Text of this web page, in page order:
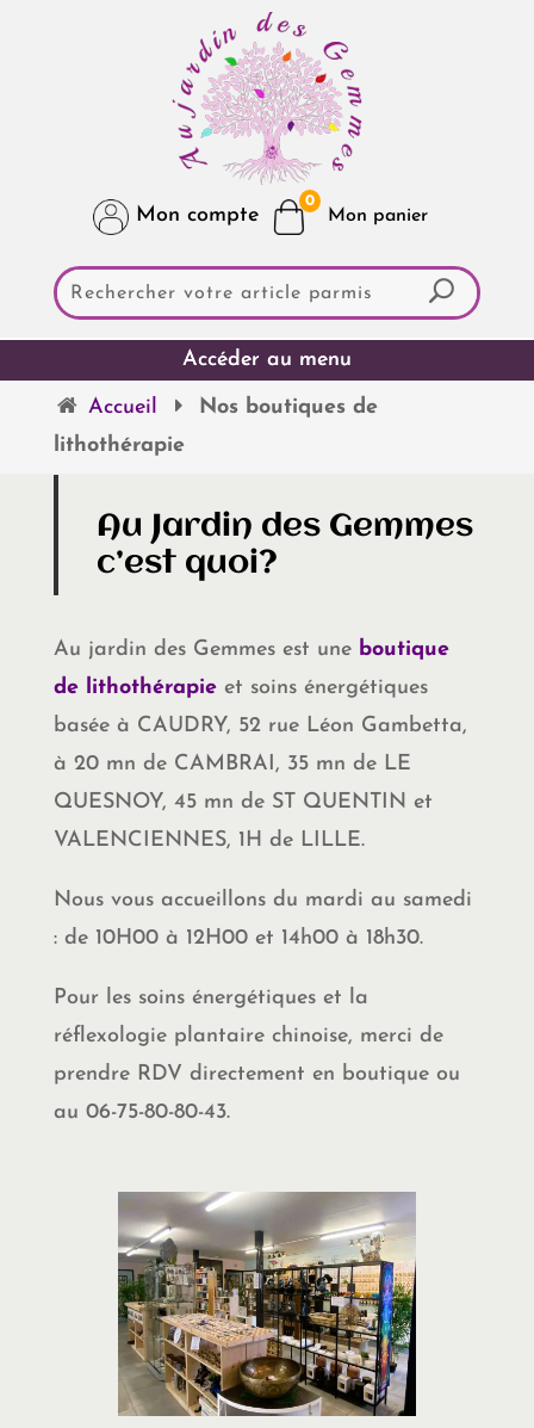
Mon compte
0
Accueil
Nos boutiques de
lithothérapie
Au Jardin des Gemmes
c’est quoi?
Au jardin des Gemmes est une boutique
de lithothérapieet soins énergétiques
basée à CAUDRY, 52 rue Léon Gambetta,
à 20 mn de CAMBRAI, 35 mn de LE
QUESNOY, 45 mn de ST QUENTIN et
VALENCIENNES, 1H de LILLE.
Nous vous accueillons du mardi au samedi
: de 10H00 à 12H00 et 14h00 à 18h30.
Pour les soins énergétiques et la
réflexologie plantaire chinoise, merci de
prendre RDV directement en boutique ou
au 06-75-80-80-43.